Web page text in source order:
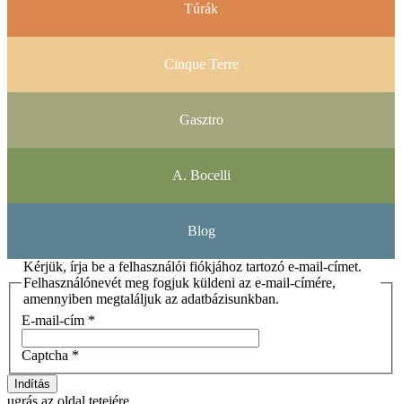
Túrák
Cinque Terre
Gasztro
A. Bocelli
Blog
Kérjük, írja be a felhasználói fiókjához tartozó e-mail-címet.
Felhasználónevét meg fogjuk küldeni az e-mail-címére,
amennyiben megtaláljuk az adatbázisunkban.
E-mail-cím *
Captcha *
Indítás
ugrás az oldal tetejére